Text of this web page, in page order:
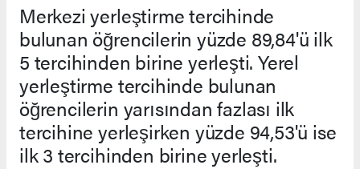
Merkezi yerleştirme tercihinde
bulunan öğrencilerin yüzde 89,84'ü ilk
5 tercihinden birine yerleşti. Yerel
yerleştirme tercihinde bulunan
öğrencilerin yarısından fazlası ilk
tercihine yerleşirken yüzde 94,53'ü ise
ilk 3 tercihinden birine yerleşti.